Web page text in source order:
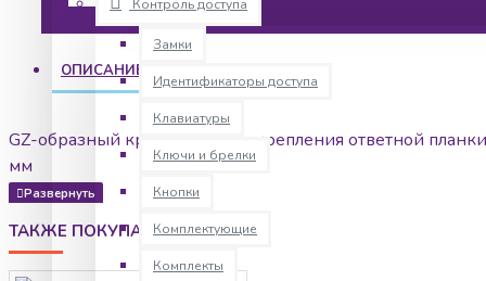
Контроль доступа
Замки
Идентификаторы доступа
Клавиатуры
Ключи и брелки
Кнопки
Комплектующие
Комплекты
ОПИСАНИЕ
GZ-образный кронштейн для крепления ответной
мм
ТАКЖЕ ПОКУПАЮТ